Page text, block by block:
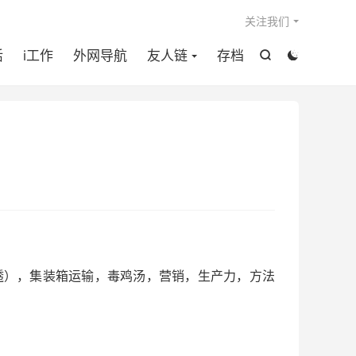


i工作 外网导航 友人链 存档
关注我们
，集装箱运输，毒鸡汤，营销，生产力，方法